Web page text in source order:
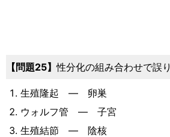
25 性分化の組み合わせで誤
生殖隆起 ― 卵巣
ウォルフ管 ― 子宮
生殖結節 ― 陰核